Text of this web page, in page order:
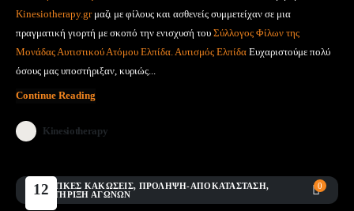
Kinesiotherapy.grμαζι με φίλους και ασθενείς συμμετείχαν σε μια
πραγματική γιορτή με σκοπό την ενισχυσή του Σύλλογος Φίλων της
Μονάδας Αυτιστικού Ατόμου Ελπίδα. Αυτισμός Ελπίδα Ευχαριστούμε πολύ
όσους μας υποστήριξαν, κυριώς...
Continue Reading
Kinesiotherapy
12 0
AΘΛΗΤΙΚΈΣ ΚΑΚΏΣΕΙΣ, ΠΡΌΛΗΨΗ-ΑΠΟΚΑΤΆΣΤΑΣΗ,
ΥΠΟΣΤΉΡΙΞΗ ΑΓΏΝΩΝ